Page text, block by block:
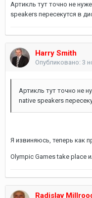
Артикль тут точно не
speakers пересекутся в
Harry Smith
Опубликовано: 3
Артикль тут точно не
native speakers
Я извиняюсь, теперь как
Olympic Games take place
Radislav